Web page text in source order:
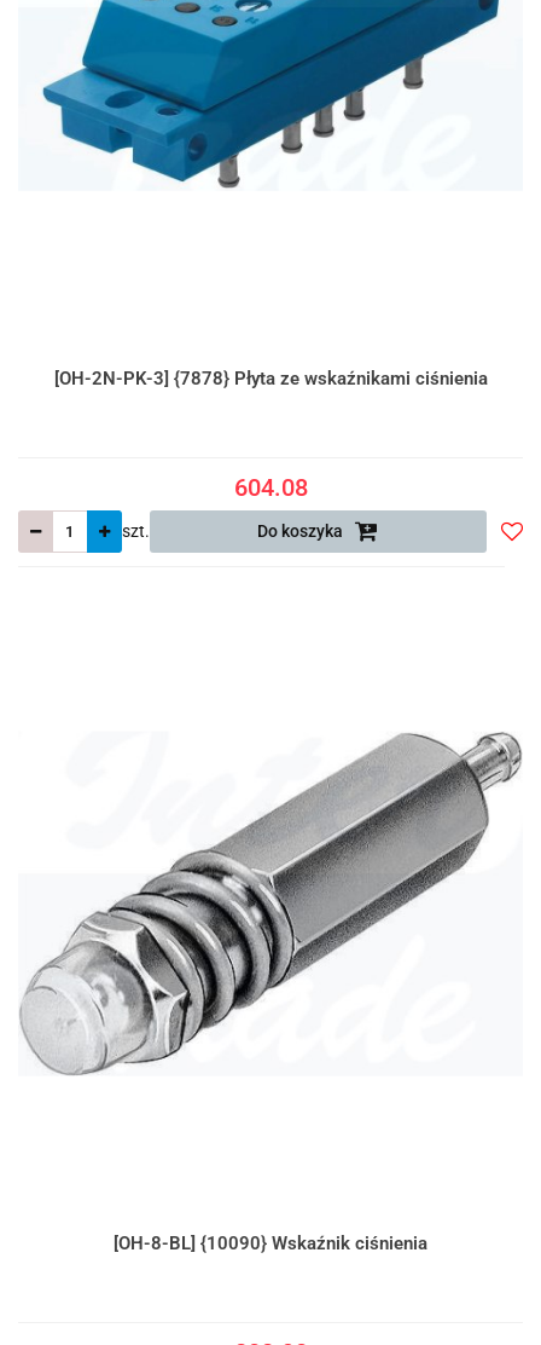
[OH-2N-PK-3] {7878} Płyta ze wskaźnikami ciśnienia
604.08
szt. Do koszyka
[OH-8-BL] {10090} Wskaźnik ciśnienia